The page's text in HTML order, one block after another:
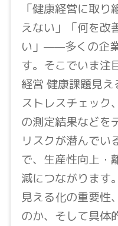
「健康経営に取
えない」「何を改
い」——多くの企
す。そこでいま注
経営 健康課題見
ストレスチェック
の測定結果などを
リスクが潜んでい
で、生産性向上・
減につながります
見える化の重要性
のか、そして具体